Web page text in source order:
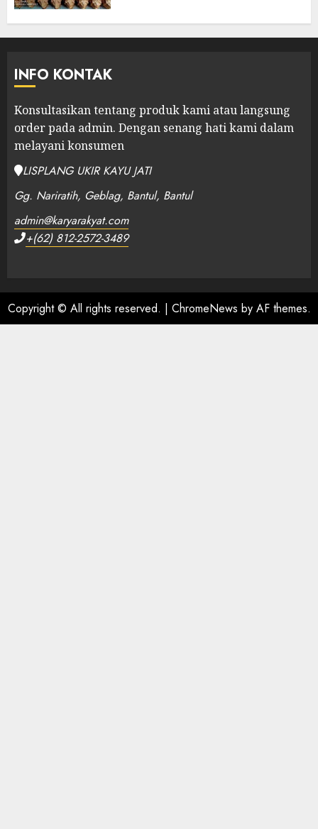
INFO KONTAK
Konsultasikan tentang produk kami atau langsung
order pada admin. Dengan senang hati kami dalam
melayani konsumen
LISPLANG UKIR KAYU JATI
Gg. Nariratih, Geblag, Bantul, Bantul
admin@karyarakyat.com
+(62) 812-2572-3489
Copyright © All rights reserved. | ChromeNews by AF themes.